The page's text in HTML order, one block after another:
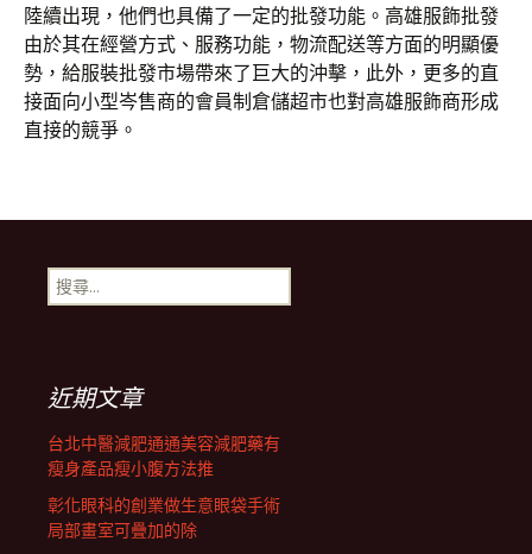
陸續出現，他們也具備了一定的批發功能。高雄服飾批發
由於其在經營方式、服務功能，物流配送等方面的明顯優
勢，給服裝批發市場帶來了巨大的沖擊，此外，更多的直
接面向小型岑售商的會員制倉儲超市也對高雄服飾商形成
直接的競爭。
搜
尋
近期文章
台北中醫減肥通通美容減肥藥有
瘦身產品瘦小腹方法推
彰化眼科的創業做生意眼袋手術
局部畫室可疊加的除